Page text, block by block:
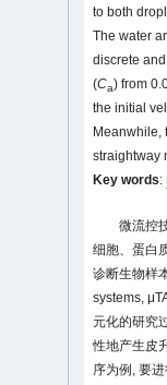
to both
The water
discrete
(Ca) from
the initial
Meanwhile,
straightway
Key words:
微流控
细胞、蛋白
诊断生物样
systems,
元化的研究
性地产生皮
序为例, 要